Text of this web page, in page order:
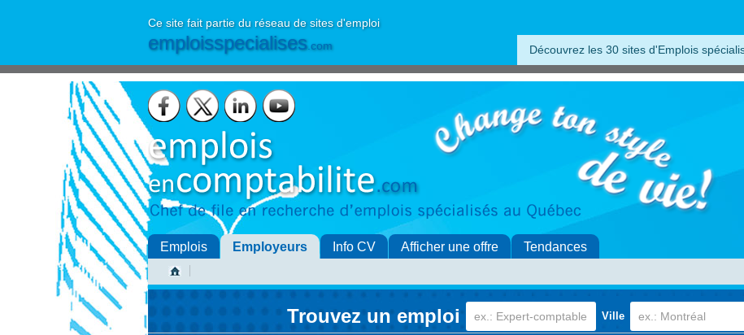
Ce site fait partie du réseau de sites d'emploi
emploisspecialises.com Découvrez les 30 sites d'Emplois
Emplois Employeurs Info CV Afficher une offre Tendances
Trouvez un emploi Ville